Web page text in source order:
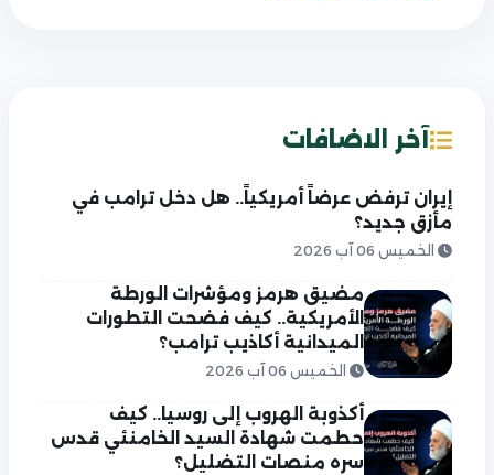
آخر الاضافات
إيران ترفض عرضاً أمريكياً.. هل دخل ترامب في
مأزق جديد؟
الخميس 06 آب 2026
مضيق هرمز ومؤشرات الورطة
الأمريكية.. كيف فضحت التطورات
الميدانية أكاذيب ترامب؟
الخميس 06 آب 2026
أكذوبة الهروب إلى روسيا.. كيف
حطمت شهادة السيد الخامنئي قدس
سره منصات التضليل؟